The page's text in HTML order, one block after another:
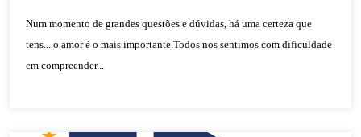
Num momento de grandes questões e dúvidas, há uma certeza que
tens... o amor é o mais importante.Todos nos sentimos com dificuldade
em compreender...